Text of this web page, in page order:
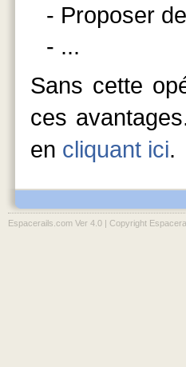
- Proposer
- ...
Sans cette
ces
en cliquant ici.
Espacerails.com Ver 4.0 | Copyright